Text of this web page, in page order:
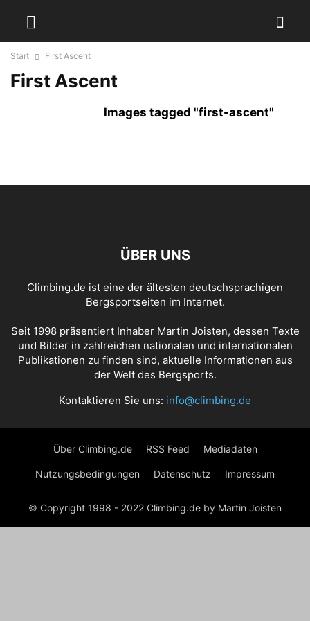
Start First Ascent
First Ascent
Images tagged "first-ascent"
ÜBER UNS
Climbing.de ist eine der ältesten deutschsprachigen
Bergsportseiten im Internet.
Seit 1998 präsentiert Inhaber Martin Joisten, dessen Texte
und Bilder in zahlreichen nationalen und internationalen
Publikationen zu finden sind, aktuelle Informationen aus
der Welt des Bergsports.
Kontaktieren Sie uns: info@climbing.de
Über Climbing.de RSS Feed Mediadaten
Nutzungsbedingungen Datenschutz Impressum
© Copyright 1998 - 2022 Climbing.de by Martin Joisten